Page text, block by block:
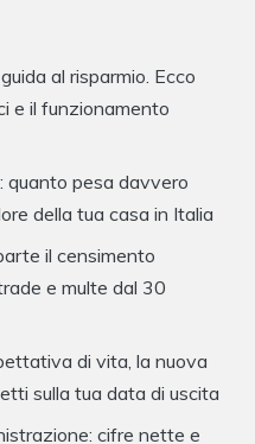
al risparmio. Ecco
e il funzionamento
quanto pesa davvero
della tua casa in Italia
il censimento
e multe dal 30
di vita, la nuova
sulla tua data di uscita
cifre nette e